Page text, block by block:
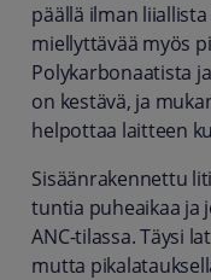
päällä ilman
miellyttävää myös
Polykarbonaatista
on kestävä, ja
helpottaa laitteen
Sisäänrakennettu
tuntia puheaikaa ja
ANC-tilassa. Täysi
mutta